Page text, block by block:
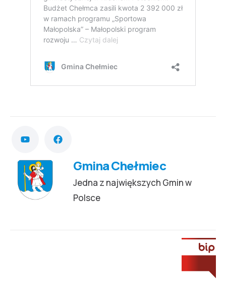
Gmina Chełmiec
Jedna z największych Gmin w
Polsce